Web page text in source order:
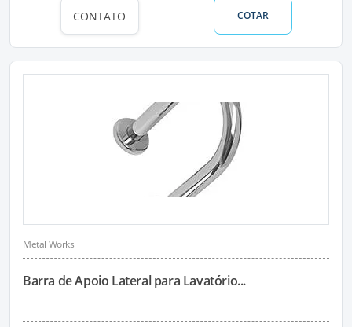
CONTATO COTAR
Metal Works
Barra de Apoio Lateral para Lavatório...